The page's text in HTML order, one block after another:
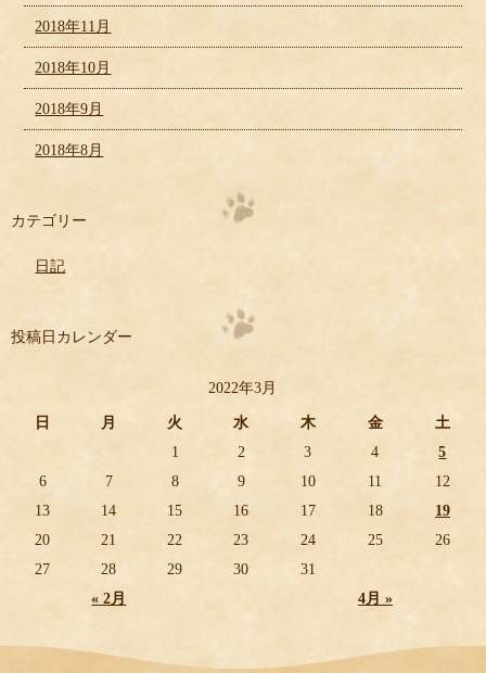
2018年11月
2018年10月
2018年9月
2018年8月
カテゴリー
日記
投稿日カレンダー
2022年3月
日 月 火 水 木 金 土
« 2月 4月 »
1 2 3 4
5
6
7 8 9 10 11
12
13
14 15 16 17 18
19
20
21 22 23 24 25
26
27
28 29 30 31